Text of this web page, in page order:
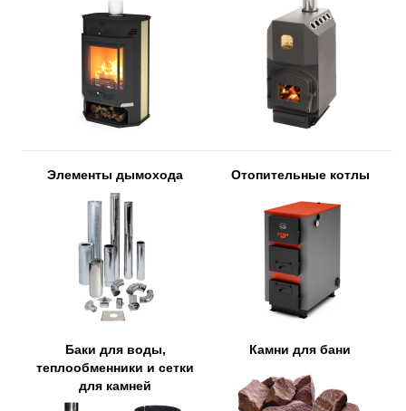
Элементы дымохода Отопительные котлы
Баки для воды,
теплообменники и сетки
для камней
Камни для бани